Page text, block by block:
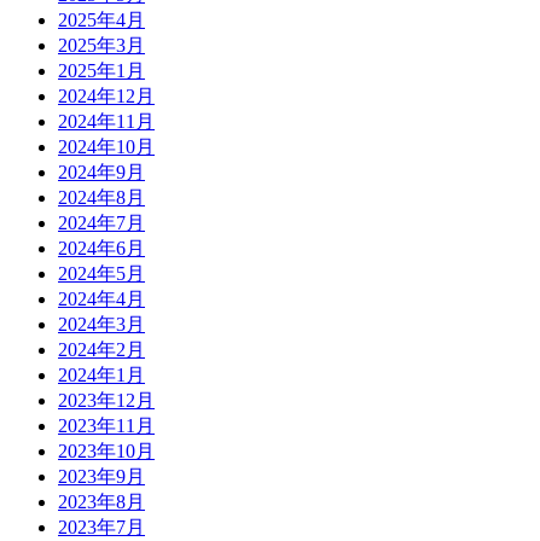
2025年4月
2025年3月
2025年1月
2024年12月
2024年11月
2024年10月
2024年9月
2024年8月
2024年7月
2024年6月
2024年5月
2024年4月
2024年3月
2024年2月
2024年1月
2023年12月
2023年11月
2023年10月
2023年9月
2023年8月
2023年7月